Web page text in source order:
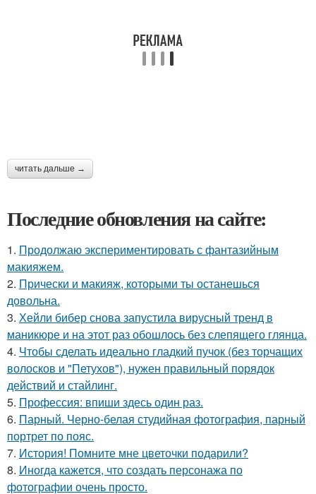
читать дальше →
Последние обновления на сайте:
1. Продолжаю экспериментировать с фантазийным
макияжем.
2. Прически и макияж, которыми ты останешься
довольна.
3. Хейли бибер снова запустила вирусный тренд в
маникюре и на этот раз обошлось без слепящего глянца.
4. Чтобы сделать идеально гладкий пучок (без торчащих
волосков и "Петухов"), нужен правильный порядок
действий и стайлинг.
5. Профессия: впиши здесь один раз.
6. Парный. Черно-белая студийная фотография, парный
портрет по пояс.
7. История! Помните мне цветочки подарили?
8. Иногда кажется, что создать персонажа по
фотографии очень просто.